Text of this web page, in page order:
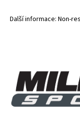
Další informace: Non-